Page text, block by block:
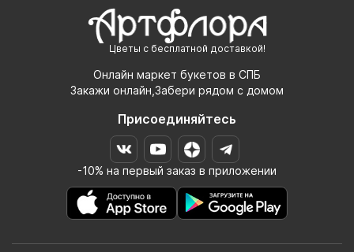
Цветы с бесплатной доставкой!
Онлайн маркет букетов в СПБ
Закажи онлайн,Забери рядом с домом
Присоединяйтесь
-10% на первый заказ в приложении